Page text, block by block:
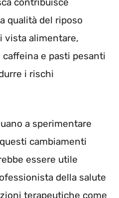
qualità del riposo
vista alimentare,
e pasti pesanti
i rischi
a sperimentare
cambiamenti
essere utile
della salute
terapeutiche come